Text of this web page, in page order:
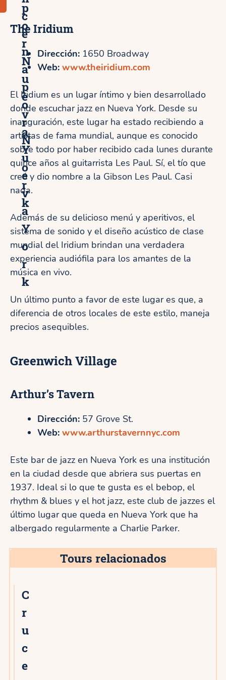
p
o
r
N
u
e
v
a
Y
o
r
k
c
e
n
a
p
o
r
N
u
e
v
a
Y
o
r
k
The Iridium
Dirección: 1650 Broadway
Web: www.theiridium.com
El Iridium es un lugar íntimo y bien desarrollado
donde escuchar jazz en Nueva York. Desde su
inauguración, este lugar ha estado recibiendo a
artistas de fama mundial, aunque es conocido
sobre todo por haber recibido cada lunes durante
quince años al guitarrista Les Paul. Sí, el tío que
creó y dio nombre a la Gibson Les Paul. Casi
nada.
Además de su delicioso menú y aperitivos, el
sistema de sonido y el diseño acústico de clase
mundial del Iridium brindan una verdadera
experiencia audiófila para los amantes de la
música en vivo.
Un último punto a favor de este lugar es que, a
diferencia de otros locales de este estilo, maneja
precios asequibles.
Greenwich Village
Arthur’s Tavern
Dirección: 57 Grove St.
Web: www.arthurstavernnyc.com
Este bar de jazz en Nueva York es una institución
en la ciudad desde que abriera sus puertas en
1937. Ideal si lo que te gusta es el bebop, el
rhythm & blues y el hot jazz, este club de jazzes el
último lugar que queda en Nueva York que ha
albergado regularmente a Charlie Parker.
Tours relacionados
C
r
u
c
e